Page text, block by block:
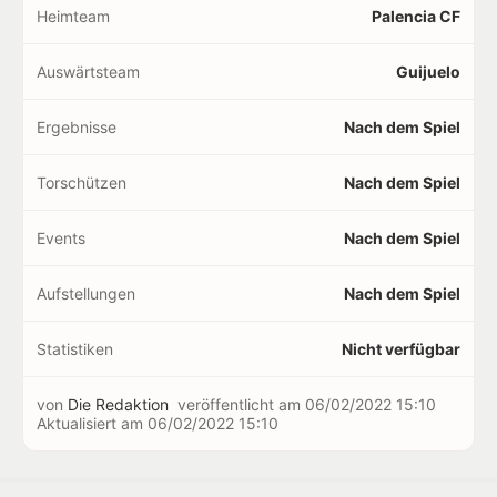
Heimteam Palencia CF
Auswärtsteam Guijuelo
Ergebnisse Nach dem Spiel
Torschützen Nach dem Spiel
Events Nach dem Spiel
Aufstellungen Nach dem Spiel
Statistiken Nicht verfügbar
von Die Redaktion veröffentlicht am 06/02/2022 15:10
Aktualisiert am 06/02/2022 15:10